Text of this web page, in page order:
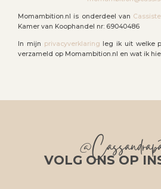
Momambition.nl is onderdeel van
Kamer van Koophandel nr: 69040486
In mijn privacyverklaring leg ik uit welke
verzameld op Momambition.nl en wat ik
VOLG ONS OP